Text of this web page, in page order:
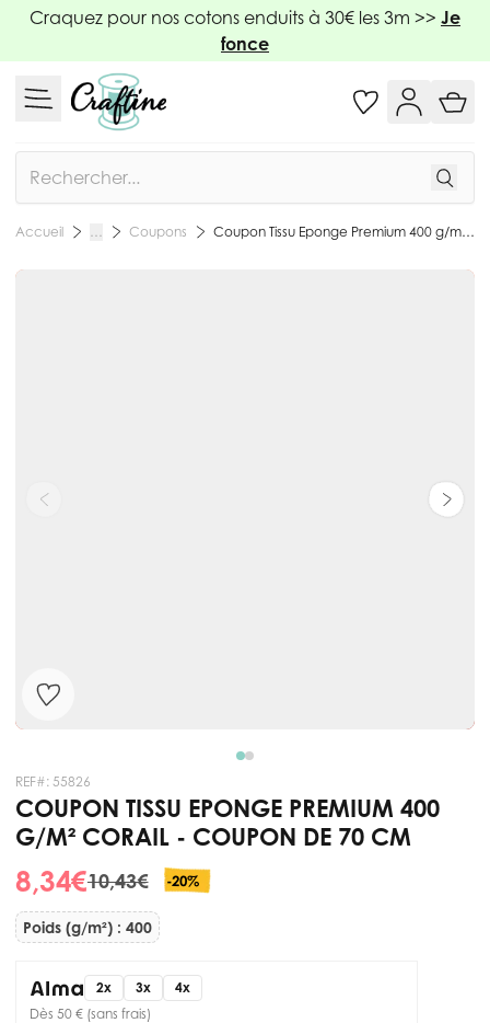
Allez au contenu
Craquez pour nos cotons enduits à 30€ les 3m >> Je
fonce
Accueil … Coupons Coupon Tissu Eponge Premium 400 g/m² Corail - Coupon de 70 cm
REF#: 55826
COUPON TISSU EPONGE PREMIUM 400
G/M² CORAIL - COUPON DE 70 CM
10,43 €
8,34 € -20%
Poids (g/m²) : 400
2x 3x
4x
Dès 50 € (sans frais)